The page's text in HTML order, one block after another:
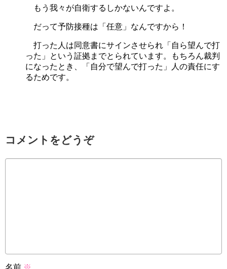
もう我々が自衛するしかないんですよ。
だって予防接種は「任意」なんですから！
打った人は同意書にサインさせられ「自ら望んで打
った」という証拠までとられています。もちろん裁判
になったとき、「自分で望んで打った」人の責任にす
るためです。
コメントをどうぞ
名前 ※